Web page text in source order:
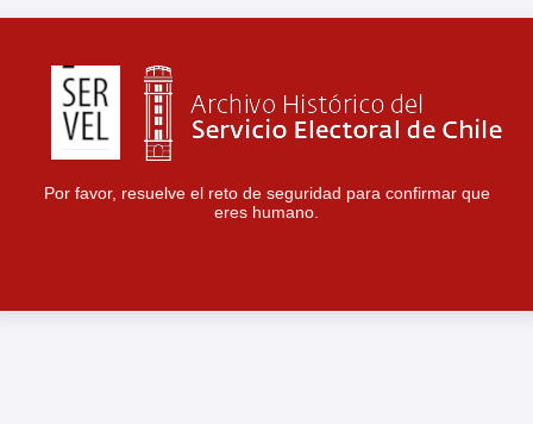
Por favor, resuelve el reto de seguridad para confirmar que
eres humano.